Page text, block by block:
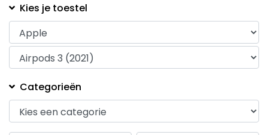
Kies je toestel
Categorieën